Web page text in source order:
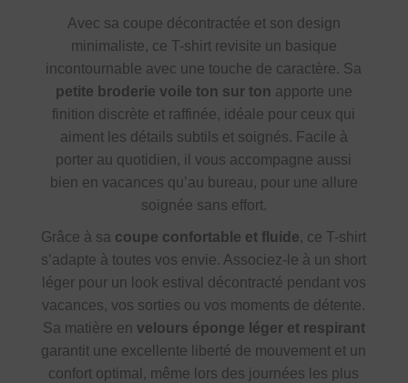
Avec sa coupe décontractée et son design
minimaliste, ce T-shirt revisite un basique
incontournable avec une touche de caractère. Sa
petite broderie voile ton sur ton apporte une
finition discrète et raffinée, idéale pour ceux qui
aiment les détails subtils et soignés. Facile à
porter au quotidien, il vous accompagne aussi
bien en vacances qu’au bureau, pour une allure
soignée sans effort.
Grâce à sa coupe confortable et fluide, ce T-shirt
s’adapte à toutes vos envie. Associez-le à un short
léger pour un look estival décontracté pendant vos
vacances, vos sorties ou vos moments de détente.
Sa matière en velours éponge léger et respirant
garantit une excellente liberté de mouvement et un
confort optimal, même lors des journées les plus